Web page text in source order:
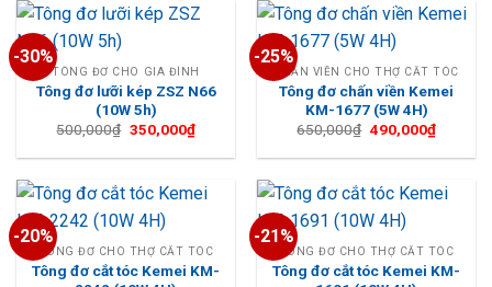
-30%
TÔNG ĐƠ CHO GIA ĐÌNH
Tông đơ lưỡi kép ZSZ N66
(10W 5h)
500,000₫ Giá
là:
350,000₫Giá
hiện
tại
350,000₫.
-25%
CHẤN VIỀN CHO THỢ CẮT TÓC
Tông đơ chấn viền Kemei
KM-1677 (5W 4H)
650,000₫ Giá
là:
490,000₫Giá
hiện
tại
-20%
TÔNG ĐƠ CHO THỢ CẮT TÓC
Tông đơ cắt tóc Kemei KM-
-21%
TÔNG ĐƠ CHO THỢ CẮT TÓC
Tông đơ cắt tóc Kemei KM-